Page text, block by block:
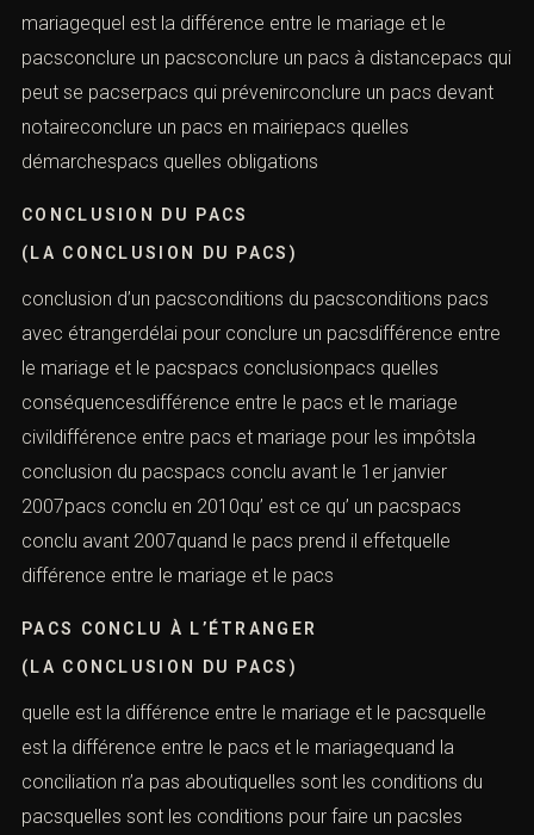
mariagequel est la différence entre le mariage et le
pacsconclure un pacsconclure un pacs à distancepacs qui
peut se pacserpacs qui prévenirconclure un pacs devant
notaireconclure un pacs en mairiepacs quelles
démarchespacs quelles obligations
CONCLUSION DU PACS
(LA CONCLUSION DU PACS)
conclusion d’un pacsconditions du pacsconditions pacs
avec étrangerdélai pour conclure un pacsdifférence entre
le mariage et le pacspacs conclusionpacs quelles
conséquencesdifférence entre le pacs et le mariage
civildifférence entre pacs et mariage pour les impôtsla
conclusion du pacspacs conclu avant le 1er janvier
2007pacs conclu en 2010qu’ est ce qu’ un pacspacs
conclu avant 2007quand le pacs prend il effetquelle
différence entre le mariage et le pacs
PACS CONCLU À L’ÉTRANGER
(LA CONCLUSION DU PACS)
quelle est la différence entre le mariage et le pacsquelle
est la différence entre le pacs et le mariagequand la
conciliation n’a pas aboutiquelles sont les conditions du
pacsquelles sont les conditions pour faire un pacsles